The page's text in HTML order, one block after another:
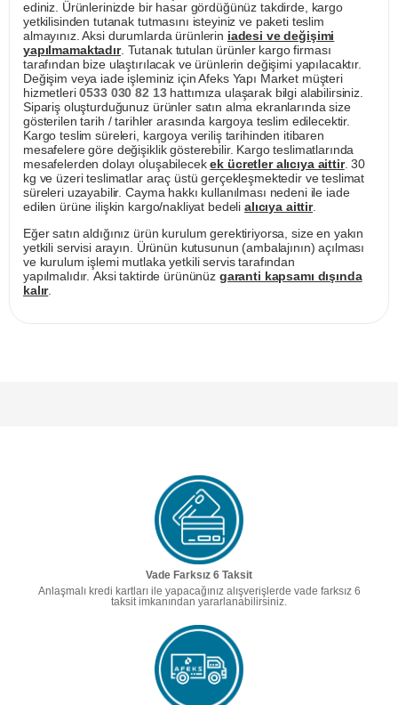
ediniz. Ürünlerinizde bir hasar gördüğünüz takdirde, kargo
yetkilisinden tutanak tutmasını isteyiniz ve paketi teslim
almayınız. Aksi durumlarda ürünlerin iadesi ve değişimi
yapılmamaktadır. Tutanak tutulan ürünler kargo firması
tarafından bize ulaştırılacak ve ürünlerin değişimi yapılacaktır.
Değişim veya iade işleminiz için Afeks Yapı Market müşteri
hizmetleri0533 030 82 13hattımıza ulaşarak bilgi alabilirsiniz.
Sipariş oluşturduğunuz ürünler satın alma ekranlarında size
gösterilen tarih / tarihler arasında kargoya teslim edilecektir.
Kargo teslim süreleri, kargoya veriliş tarihinden itibaren
mesafelere göre değişiklik gösterebilir. Kargo teslimatlarında
mesafelerden dolayı oluşabilecekek ücretler alıcıya aittir. 30
kg ve üzeri teslimatlar araç üstü gerçekleşmektedir ve teslimat
süreleri uzayabilir. Cayma hakkı kullanılması nedeni ile iade
edilen ürüne ilişkin kargo/nakliyat bedeli alıcıya aittir.
Eğer satın aldığınız ürün kurulum gerektiriyorsa, size en yakın
yetkili servisi arayın. Ürünün kutusunun (ambalajının) açılması
ve kurulum işlemi mutlaka yetkili servis tarafından
yapılmalıdır. Aksi taktirde ürününüz garanti kapsamı dışında
kalır.
Vade Farksız 6 Taksit
Anlaşmalı kredi kartları ile yapacağınız alışverişlerde vade farksız 6
taksit imkanından yararlanabilirsiniz.